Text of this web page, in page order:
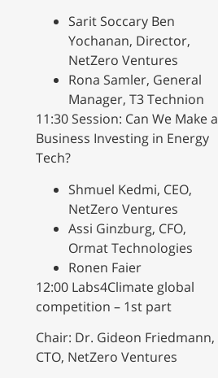
​Sarit Soccary Ben
Yochanan, Director,
NetZero Ventures
​Rona Samler, General
Manager, T3 Technion
​11:30 Session: Can We Make a
Business Investing in Energy
Tech?
​Shmuel Kedmi, CEO,
NetZero Ventures
​Assi Ginzburg, CFO,
Ormat Technologies
​Ronen Faier
​12:00 Labs4Climate global
competition – 1st part
​Chair: Dr. Gideon Friedmann,
CTO, NetZero Ventures